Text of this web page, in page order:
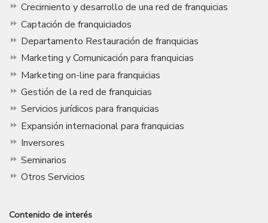
Crecimiento y desarrollo de una red de franquicias
Captación de franquiciados
Departamento Restauración de franquicias
Marketing y Comunicación para franquicias
Marketing on-line para franquicias
Gestión de la red de franquicias
Servicios jurídicos para franquicias
Expansión internacional para franquicias
Inversores
Seminarios
Otros Servicios
Contenido de interés